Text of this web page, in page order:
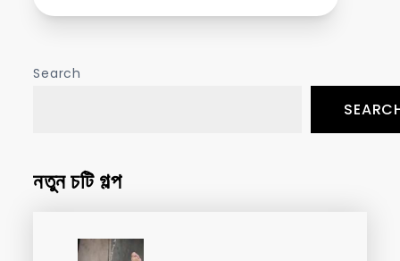
Search
নতুন চটি গল্প